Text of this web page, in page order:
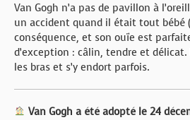
Van Gogh n’a pas de pavillon à
un accident quand il était tout bébé
conséquence, et son ouïe est
d’exception : câlin, tendre et
les bras et s’y endort parfois.
Van Gogh a été adopté le 24